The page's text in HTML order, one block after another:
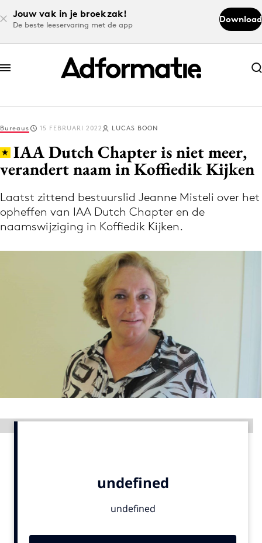
Jouw vak in je broekzak!
De beste leeservaring met de app
Download
Abonneer nu
Abonneer nu
Log in
Volg het laatste nieuws via de Adformatie
Nieuws app
9 sept: GenAI-training
12 nov: MarketingLive!
Events
Opleidingen
Vacatures
Bureaus
Bureaus 15 FEBRUARI 2022 LUCAS BOON
IAA Dutch Chapter is niet meer,
verandert naam in Koffiedik Kijken
Laatst zittend bestuurslid Jeanne Misteli over het
opheffen van IAA Dutch Chapter en de
naamswijziging in Koffiedik Kijken.